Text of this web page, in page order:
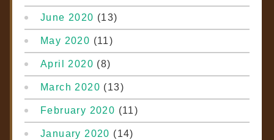
June 2020 (13)
May 2020 (11)
April 2020 (8)
March 2020 (13)
February 2020 (11)
January 2020 (14)